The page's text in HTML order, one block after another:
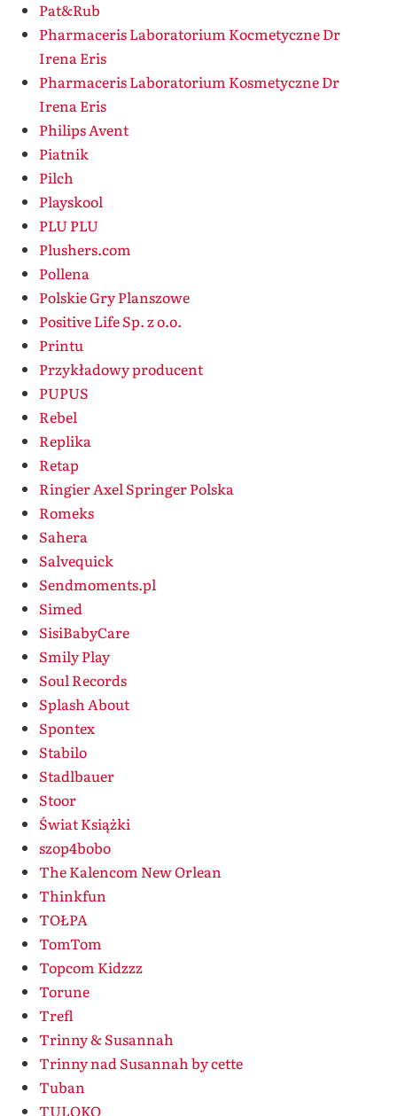
Pat&Rub
Pharmaceris Laboratorium Kocmetyczne Dr
Irena Eris
Pharmaceris Laboratorium Kosmetyczne Dr
Irena Eris
Philips Avent
Piatnik
Pilch
Playskool
PLU PLU
Plushers.com
Pollena
Polskie Gry Planszowe
Positive Life Sp. z o.o.
Printu
Przykładowy producent
PUPUS
Rebel
Replika
Retap
Ringier Axel Springer Polska
Romeks
Sahera
Salvequick
Sendmoments.pl
Simed
SisiBabyCare
Smily Play
Soul Records
Splash About
Spontex
Stabilo
Stadlbauer
Stoor
Świat Książki
szop4bobo
The Kalencom New Orlean
Thinkfun
TOŁPA
TomTom
Topcom Kidzzz
Torune
Trefl
Trinny & Susannah
Trinny nad Susannah by cette
Tuban
TULOKO